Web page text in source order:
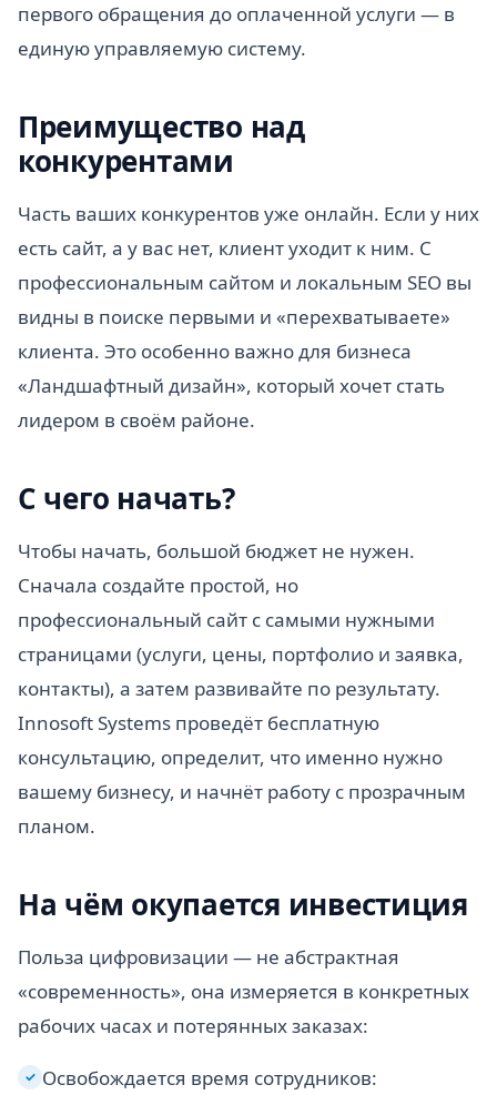
первого обращения до оплаченной услуги — в
единую управляемую систему.
Преимущество над
конкурентами
Часть ваших конкурентов уже онлайн. Если у них
есть сайт, а у вас нет, клиент уходит к ним. С
профессиональным сайтом и локальным SEO вы
видны в поиске первыми и «перехватываете»
клиента. Это особенно важно для бизнеса
«Ландшафтный дизайн», который хочет стать
лидером в своём районе.
С чего начать?
Чтобы начать, большой бюджет не нужен.
Сначала создайте простой, но
профессиональный сайт с самыми нужными
страницами (услуги, цены, портфолио и заявка,
контакты), а затем развивайте по результату.
Innosoft Systems проведёт бесплатную
консультацию, определит, что именно нужно
вашему бизнесу, и начнёт работу с прозрачным
планом.
На чём окупается инвестиция
Польза цифровизации — не абстрактная
«современность», она измеряется в конкретных
рабочих часах и потерянных заказах:
✓ Освобождается время сотрудников: